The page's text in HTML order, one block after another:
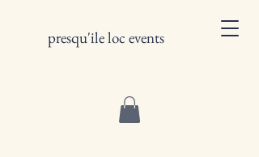
presqu'ile loc events